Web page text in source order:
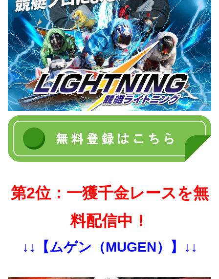
第2位：一獲千金レースを無
料配信中！
↓↓【ムゲン（MUGEN）】↓↓